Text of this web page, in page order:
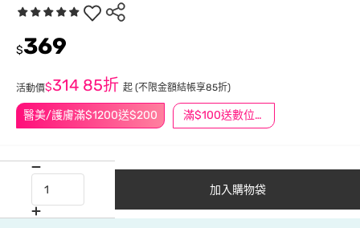
醫美/護膚滿$1200送$200 滿$100送數位印花
$369
活動價$314 85折 起 (不限金額結帳享85折)
加入購物袋